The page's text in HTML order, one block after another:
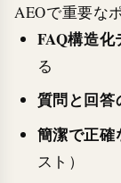
AEOで重要な
FAQ構造化
る
質問と回答
簡潔で正確
スト）